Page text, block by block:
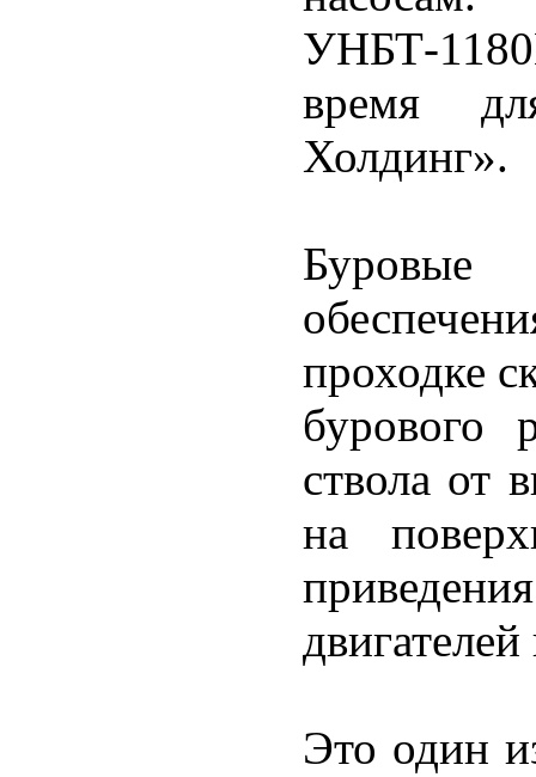
УНБТ-
время
Холдинг».
Буровые
проходке
бурового
ствола от
на
Это один